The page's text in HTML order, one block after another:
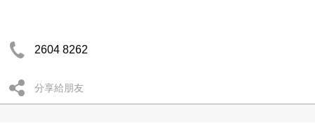
2604 8262
分享給朋友